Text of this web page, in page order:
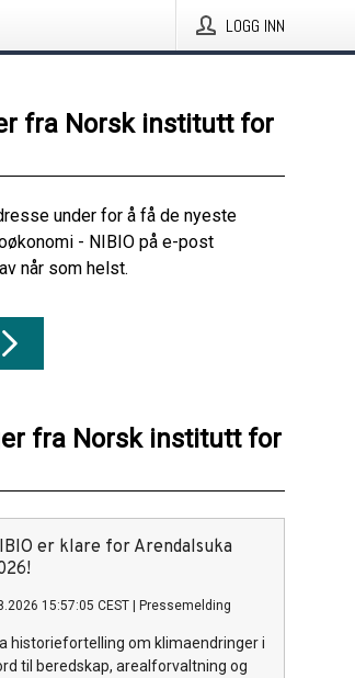
LOGG INN
fra Norsk institutt for
under for å få de nyeste
- NIBIO på e-post
når som helst.
fra Norsk institutt for
er klare for Arendalsuka
15:57:05 CEST Pressemelding
historiefortelling om klimaendringer i
til beredskap, arealforvaltning og